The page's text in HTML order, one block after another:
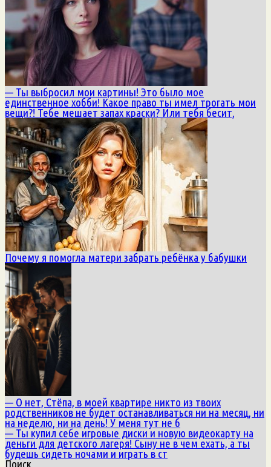
— Ты выбросил мои картины! Это было мое
единственное хобби! Какое право ты имел трогать мои
вещи?! Тебе мешает запах краски? Или тебя бесит,
Почему я помогла матери забрать ребёнка у бабушки
— О нет, Стёпа, в моей квартире никто из твоих
родственников не будет останавливаться ни на месяц, ни
на неделю, ни на день! У меня тут не б
— Ты купил себе игровые диски и новую видеокарту на
деньги для детского лагеря! Сыну не в чем ехать, а ты
будешь сидеть ночами и играть в ст
Поиск